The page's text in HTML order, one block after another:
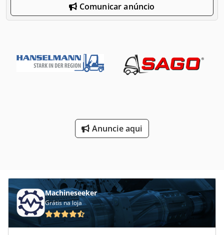
Comunicar anúncio
Anuncie aqui
Machineseeker
Grátis na loja